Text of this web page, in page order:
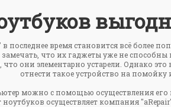
в последнее время становится всё более
что их гаджеты уже не
они элементарно устарели. Однако
отнести такое устройство на помойку
можно с помощью осуществления
осуществляет компания